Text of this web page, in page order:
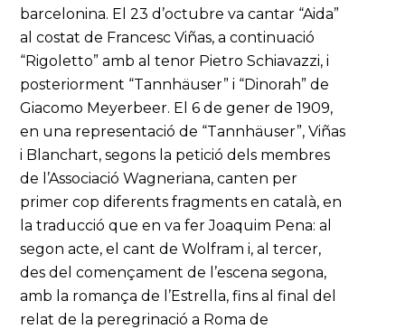
barcelonina. El 23 d’octubre va cantar “Aida”
al costat de Francesc Viñas, a continuació
“Rigoletto” amb al tenor Pietro Schiavazzi, i
posteriorment “Tannhäuser” i “Dinorah” de
Giacomo Meyerbeer. El 6 de gener de 1909,
en una representació de “Tannhäuser”, Viñas
i Blanchart, segons la petició dels membres
de l’Associació Wagneriana, canten per
primer cop diferents fragments en català, en
la traducció que en va fer Joaquim Pena: al
segon acte, el cant de Wolfram i, al tercer,
des del començament de l’escena segona,
amb la romança de l’Estrella, fins al final del
relat de la peregrinació a Roma de